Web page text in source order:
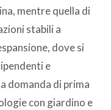
mentre quella di
stabili a
dove si
e
domanda di prima
con giardino e